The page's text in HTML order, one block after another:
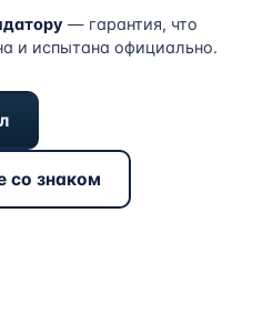
— гарантия, что
и испытана официально.
со знаком